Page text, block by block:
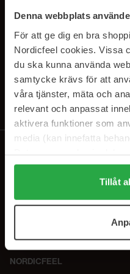
Denna webbplats
För att ge dig en bra
Nordicfeel cookies. Vissa
du ska kunna använda
samtycke krävs för att
våra tjänster, mäta och
relevant och anpassat
aktivera funktioner som
media (kan innefatta
Genom att trycka på
alla cookies, medan du
användningen av cookies.
samt vår Integritetspolicy.
Tillåt
SUBSCRIBE TO
NEWSLETTER
E-postadresse
Ved å abonnere godtar du vår
NORDICFEEL